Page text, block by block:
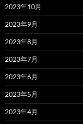
2023年10月
2023年9月
2023年8月
2023年7月
2023年6月
2023年5月
2023年4月